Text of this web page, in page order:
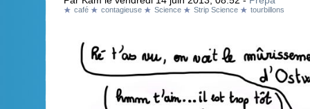
café contagieuse Science Strip Science tourbillons